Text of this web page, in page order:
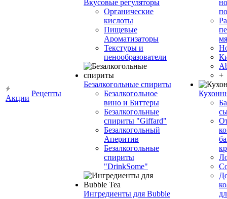
Акции
Рецепты
Вкусовые регуляторы
Органические
кислоты
Пищевые
Ароматизаторы
Текстуры и
пенообразователи
Безалкогольные спириты
Безалкогольное
вино и Биттеры
Безалкогольные
спириты "Giffard"
Безалкогольный
Аперитив
Безалкогольные
спириты
"DrinkSome"
Ингредиенты для Bubble
+